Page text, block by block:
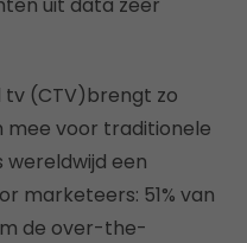
(CTV)brengt zo
mee voor traditionele
wereldwijd een
marketeers: 51% van
de over-the-